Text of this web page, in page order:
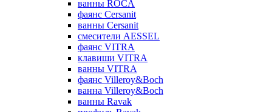
ванны ROCA
фаянс Cersanit
ванны Cersanit
смесители AESSEL
фаянс VITRA
клавиши VITRA
ванны VITRA
фаянс Villeroy&Boch
ванна Villeroy&Boch
ванны Ravak